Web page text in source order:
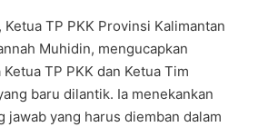
Ketua TP PKK Provinsi Kalimantan
Muhidin, mengucapkan
TP PKK dan Ketua Tim
baru dilantik. Ia menekankan
jawab yang harus diemban dalam